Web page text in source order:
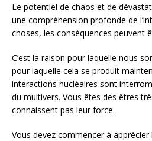
Le potentiel de chaos et de
une compréhension profonde de
choses, les conséquences peuvent
C’est la raison pour laquelle nous
pour laquelle cela se produit
interactions nucléaires sont
du multivers. Vous êtes des êtres
connaissent pas leur force.
Vous devez commencer à